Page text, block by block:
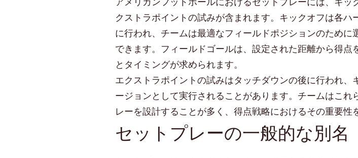
アメリカンフットボールにおけるセットプレーには、キッ
クストラポイントの試みが含まれます。キックオフは各ハ
に行われ、チームは最適なフィールドポジションのために
できます。フィールドゴールは、設定された距離から得点
とタイミングが求められます。
エクストラポイントの試みはタッチダウンの後に行われ、
ージョンとして実行されることがあります。チームはこれ
レーを設計することが多く、得点戦略におけるその重要性
セットプレーの一般的な別名